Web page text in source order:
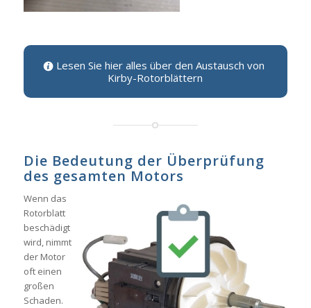
Lesen Sie hier alles über den Austausch von
Kirby-Rotorblättern
Die Bedeutung der Überprüfung
des gesamten Motors
Wenn das
Rotorblatt
beschädigt
wird, nimmt
der Motor
oft einen
großen
Schaden.